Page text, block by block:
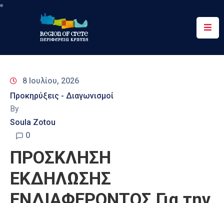
Περιφέρεια
&
Δράσεις
Ψηφιακές
Επικοινωνία
8 Ιουλίου, 2026
Προκηρύξεις - Διαγωνισμοί
By
Soula Zotou
0
ΠΡΟΣΚΛΗΣΗ
ΕΚΔΗΛΩΣΗΣ